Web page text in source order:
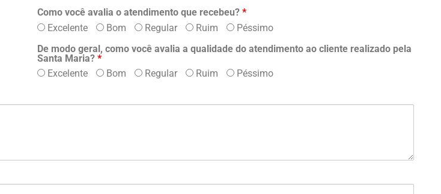
Como você avalia o atendimento que recebeu? *
Excelente
Bom Regular Ruim
Péssimo
De modo geral, como você avalia a qualidade do atendimento ao cliente realizado pela
Santa Maria? *
Excelente
Bom Regular Ruim
Péssimo